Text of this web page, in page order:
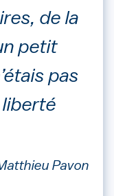
de la
petit
pas
liberté
Pavon